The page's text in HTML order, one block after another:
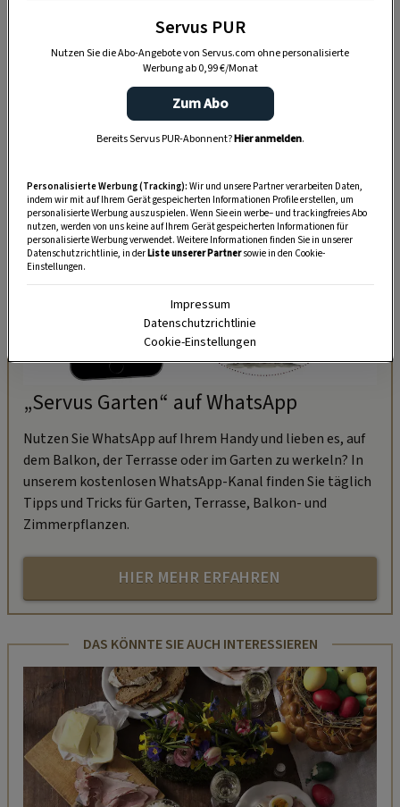
„Servus Garten“ auf WhatsApp
Nutzen Sie WhatsApp auf Ihrem Handy und lieben es, auf
dem Balkon, der Terrasse oder im Garten zu werkeln? In
unserem kostenlosen WhatsApp-Kanal finden Sie täglich
Tipps und Tricks für Garten, Terrasse, Balkon- und
Zimmerpflanzen.
HIER MEHR ERFAHREN
DAS KÖNNTE SIE AUCH INTERESSIEREN
Servus PUR
Nutzen Sie die Abo-Angebote von Servus.com ohne personalisierte
Werbung ab 0,99 €/Monat
Zum Abo
Bereits Servus PUR-Abonnent?Hier anmelden.
Personalisierte Werbung (Tracking): Wir und unsere Partner verarbeiten Daten,
indem wir mit auf Ihrem Gerät gespeicherten Informationen Profile erstellen, um
personalisierte Werbung auszuspielen. Wenn Sie ein werbe– und trackingfreies Abo
nutzen, werden von uns keine auf Ihrem Gerät gespeicherten Informationen für
personalisierte Werbung verwendet. Weitere Informationen finden Sie in unserer
Datenschutzrichtlinie, in derListe unserer Partnersowie in den Cookie-
Einstellungen.
Impressum
Datenschutzrichtlinie
Cookie-Einstellungen